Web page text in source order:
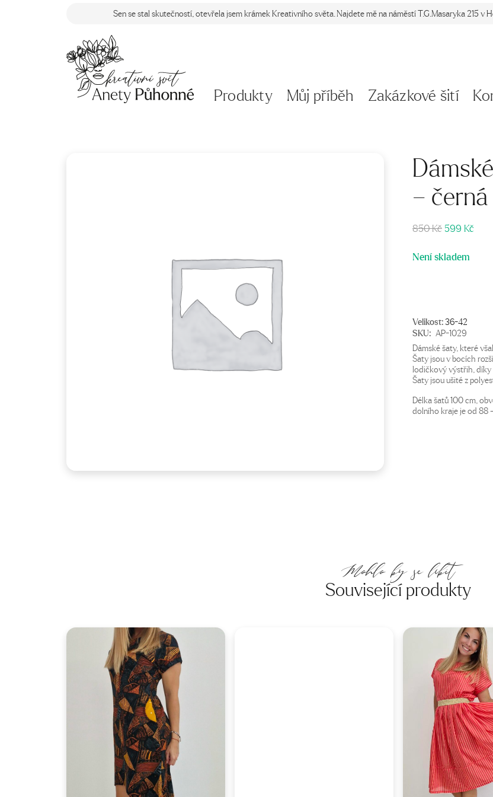
Sen se stal skutečností, otevřela jsem krámek Kreativního světa. Najdete mě na náměstí T.G.Masaryka 215 v
Produkty Můj příběh Zakázkové šití
– černá
850Kč Původní
byla:
599 Kč
Není skladem
Velikost:36-42
SKU: AP-1029
Dámské šaty, které
Šaty jsou v bocích
lodičkový výstřih, díky
Šaty jsou ušité z
Délka šatů 100 cm,
dolního kraje je od 88
Mohlo by se líbit
Související produkty